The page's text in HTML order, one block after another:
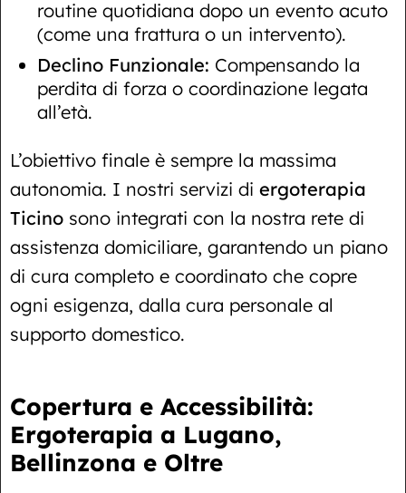
routine quotidiana dopo un evento acuto
(come una frattura o un intervento).
Declino Funzionale: Compensando la
perdita di forza o coordinazione legata
all’età.
L’obiettivo finale è sempre la massima
autonomia. I nostri servizi di ergoterapia
Ticino sono integrati con la nostra rete di
assistenza domiciliare, garantendo un piano
di cura completo e coordinato che copre
ogni esigenza, dalla cura personale al
supporto domestico.
Copertura e Accessibilità:
Ergoterapia a Lugano,
Bellinzona e Oltre